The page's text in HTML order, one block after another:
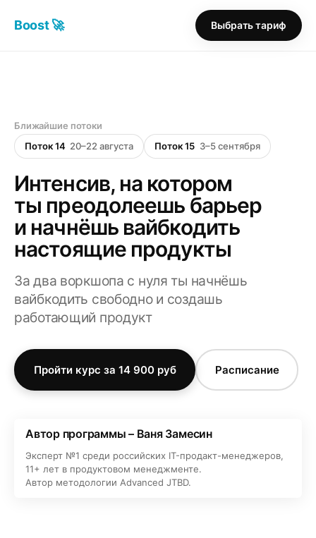
Boost 🚀 Выбрать тариф
Ближайшие потоки
Поток 14 20–22 августа Поток 15 3–5 сентября
Интенсив, на котором
ты преодолеешь барьер
и начнёшь вайбкодить
настоящие продукты
За два воркшопа с нуля ты начнёшь
вайбкодить свободно и создашь
работающий продукт
Пройти курс за 14 900 руб Расписание
Автор программы – Ваня Замесин
Эксперт №1 среди российских IT-продакт-менеджеров,
11+ лет в продуктовом менеджменте.
Автор методологии Advanced JTBD.